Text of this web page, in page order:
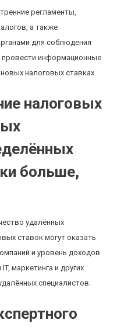
регламенты,
а также
для соблюдения
провести информационные
налоговых ставках.
налоговых
больше,
удалённых
ставок могут оказать
и уровень доходов
маркетинга и других
специалистов.